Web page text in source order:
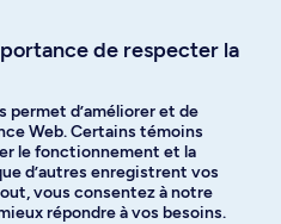
Accéder au Centre d'aide
de respecter la
permet d’améliorer et de
Web. Certains témoins
le fonctionnement et la
d’autres enregistrent vos
vous consentez à notre
répondre à vos besoins.